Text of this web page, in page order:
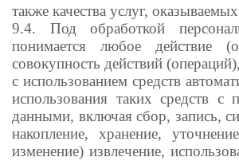
также качества услуг,
9.4. Под обработкой
понимается любое действие
совокупность действий
с использованием средств
использования таких средств с
данными, включая сбор, запись,
накопление, хранение,
изменение) извлечение,